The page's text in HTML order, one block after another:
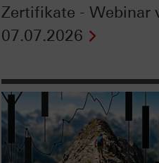
Zertifikate - Webinar
07.07.2026